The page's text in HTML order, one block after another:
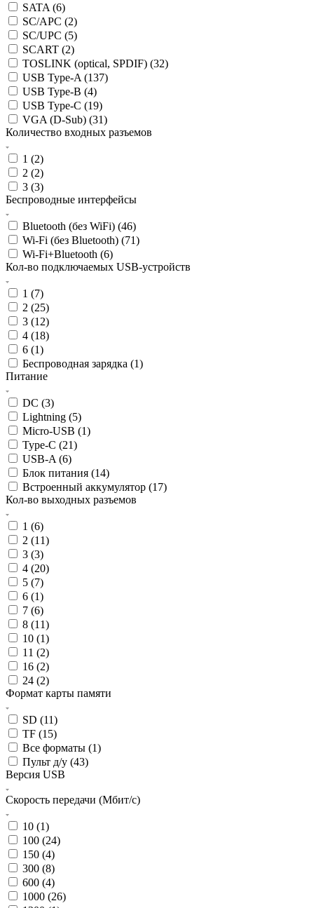
SATA (6)
SC/APC (2)
SC/UPC (5)
SCART (2)
TOSLINK (optical, SPDIF) (32)
USB Type-A (137)
USB Type-B (4)
USB Type-C (19)
VGA (D-Sub) (31)
Количество входных разъемов
1 (2)
2 (2)
3 (3)
Беспроводные интерфейсы
Bluetooth (без WiFi) (46)
Wi-Fi (без Bluetooth) (71)
Wi-Fi+Bluetooth (6)
Кол-во подключаемых USB-устройств
1 (7)
2 (25)
3 (12)
4 (18)
6 (1)
Беспроводная зарядка (1)
Питание
DC (3)
Lightning (5)
Micro-USB (1)
Type-C (21)
USB-A (6)
Блок питания (14)
Встроенный аккумулятор (17)
Кол-во выходных разъемов
1 (6)
2 (11)
3 (3)
4 (20)
5 (7)
6 (1)
7 (6)
8 (11)
10 (1)
11 (2)
16 (2)
24 (2)
Формат карты памяти
SD (11)
TF (15)
Все форматы (1)
Пульт д/у (43)
Версия USB
Скорость передачи (Мбит/с)
10 (1)
100 (24)
150 (4)
300 (8)
600 (4)
1000 (26)